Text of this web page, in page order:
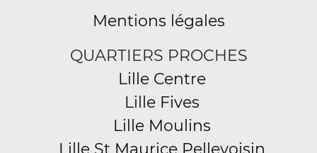
Mentions légales
QUARTIERS PROCHES
Lille Centre
Lille Fives
Lille Moulins
Lille St Maurice Pellevoisin